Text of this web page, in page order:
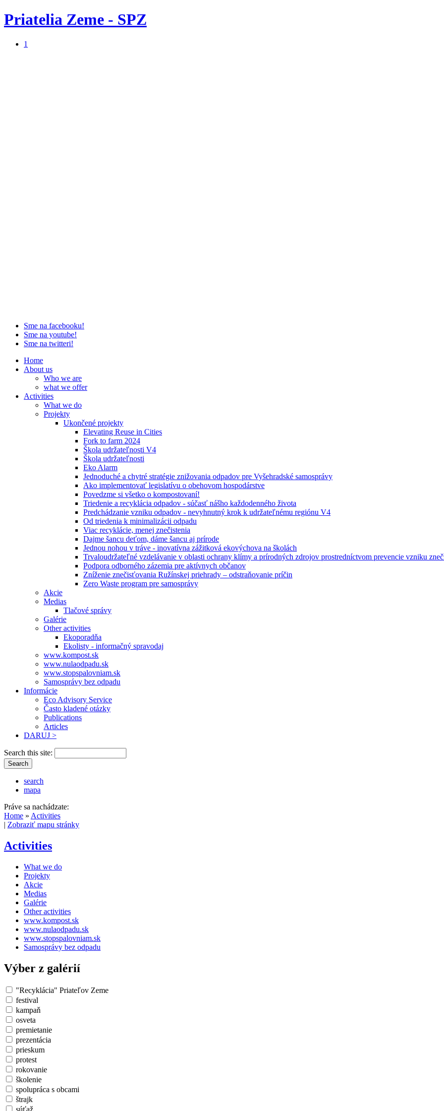
Priatelia Zeme - SPZ
1
Sme na facebooku!
Sme na youtube!
Sme na twitteri!
Home
About us
Who we are
what we offer
Activities
What we do
Projekty
Ukončené projekty
Elevating Reuse in Cities
Fork to farm 2024
Škola udržateľnosti V4
Škola udržateľnosti
Eko Alarm
Jednoduché a chytré stratégie znižovania odpadov pre Vyšehradské samosprávy
Ako implementovať legislatívu o obehovom hospodárstve
Povedzme si všetko o kompostovaní!
Triedenie a recyklácia odpadov - súčasť nášho každodenného života
Predchádzanie vzniku odpadov - nevyhnutný krok k udržateľnému regiónu V4
Od triedenia k minimalizácii odpadu
Viac recyklácie, menej znečistenia
Dajme šancu deťom, dáme šancu aj prírode
Jednou nohou v tráve - inovatívna zážitková ekovýchova na školách
Trvaloudržateľné vzdelávanie v oblasti ochrany klímy a prírodných zdrojov prostredníctvom prevencie vzniku
Podpora odborného zázemia pre aktívnych občanov
Zníženie znečisťovania Ružínskej priehrady – odstraňovanie príčin
Zero Waste program pre samosprávy
Akcie
Medias
Tlačové správy
Galérie
Other activities
Ekoporadňa
Ekolisty - informačný spravodaj
www.kompost.sk
www.nulaodpadu.sk
www.stopspalovniam.sk
Samosprávy bez odpadu
Informácie
Eco Advisory Service
Často kladené otázky
Publications
Articles
DARUJ >
Search this site:
search
mapa
Práve sa nachádzate:
Home » Activities
| Zobraziť mapu stránky
Activities
What we do
Projekty
Akcie
Medias
Galérie
Other activities
www.kompost.sk
www.nulaodpadu.sk
www.stopspalovniam.sk
Samosprávy bez odpadu
Výber z galérií
"Recyklácia" Priateľov Zeme
festival
kampaň
osveta
premietanie
prezentácia
prieskum
protest
rokovanie
školenie
spolupráca s obcami
štrajk
súťaž